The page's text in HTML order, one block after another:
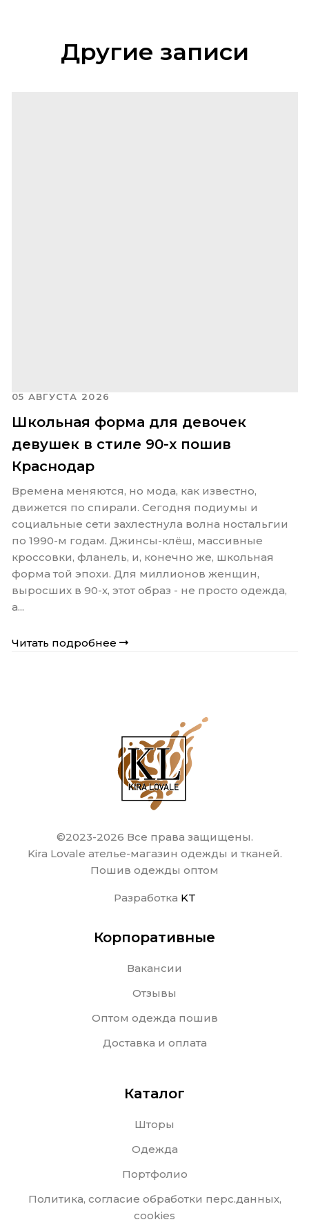
Другие записи
05 АВГУСТА 2026
Школьная форма для девочек
девушек в стиле 90-х пошив
Краснодар
Времена меняются, но мода, как известно,
движется по спирали. Сегодня подиумы и
социальные сети захлестнула волна ностальгии
по 1990-м годам. Джинсы-клёш, массивные
кроссовки, фланель, и, конечно же, школьная
форма той эпохи. Для миллионов женщин,
выросших в 90-х, этот образ - не просто одежда,
а...
Читать подробнее
©2023-2026 Все права защищены.
Kira Lovale ателье-магазин одежды и тканей.
Пошив одежды оптом
Разработка KT
Корпоративные
Вакансии
Отзывы
Оптом одежда пошив
Доставка и оплата
Каталог
Шторы
Одежда
Портфолио
Политика, согласие обработки перс.данных,
cookies